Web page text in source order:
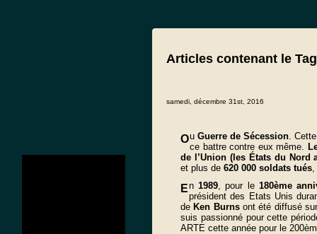
Articles contenant le Tag
samedi, décembre 31st, 2016
OuGuerre de Sécession.
ce battre contre eux même.
de l’Union (les États du Nord
et plus de 620 000 soldats tués,
En1989, pour le 180ème
président des Etats Unis
de Ken Burnsont été diffusé
suis passionné pour cette
ARTE cette année pour le